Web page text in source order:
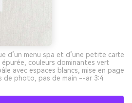
d’un menu spa et d’une petite carte
couleurs dominantes vert
avec espaces blancs, mise en page
de photo, pas de main --ar 3:4